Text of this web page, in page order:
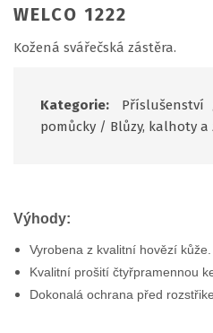
WELCO 1222
Kožená svářečská zástěra.
Kategorie: Příslušenství
pomůcky / Blůzy, kalhoty a
Výhody:
Vyrobena z kvalitní hovězí kůže.
Kvalitní prošití čtyřpramennou
Dokonalá ochrana před